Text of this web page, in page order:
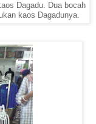
Dagadu. Dua bocah
kaos Dagadunya.